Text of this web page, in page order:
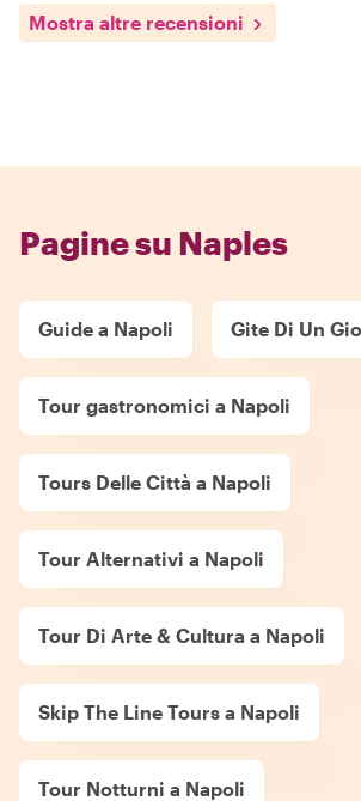
Mostra altre recensioni
Pagine su Naples
Guide a Napoli Gite Di Un
Tour gastronomici a Napoli
Tours Delle Città a Napoli
Tour Alternativi a Napoli
Tour Di Arte & Cultura a Napoli
Skip The Line Tours a Napoli
Tour Notturni a Napoli